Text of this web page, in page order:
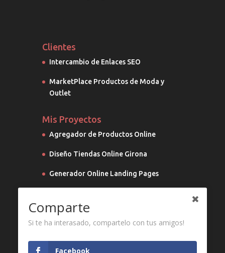
Clientes
Intercambio de Enlaces SEO
MarketPlace Productos de Moda y
Outlet
Mis Proyectos
Agregador de Productos Online
Diseño Tiendas Online Girona
Generador Online Landing Pages
Comparte
Si te ha interasado, compartelo con tus amigos!
Facebook